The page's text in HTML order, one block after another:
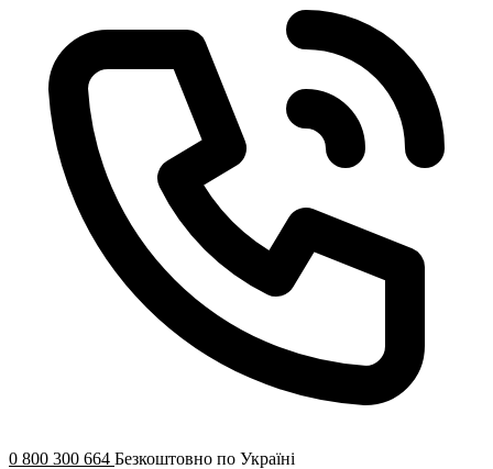
0 800 300 664 Безкоштовно по Україні